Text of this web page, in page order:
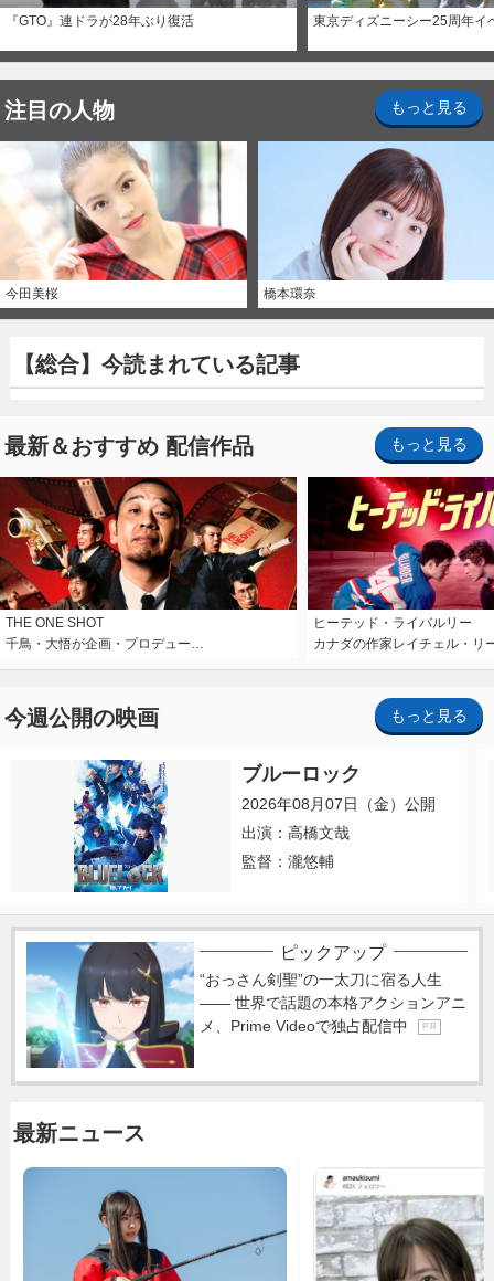
『GTO』連ドラが28年ぶり復活 東京ディズニーシー25周年イ
注目の人物 もっと見る
今田美桜 橋本環奈
【総合】今読まれている記事
最新＆おすすめ 配信作品 もっと見る
THE ONE SHOT
千鳥・大悟が企画・プロデュー…
ヒーテッド・ライバルリー
カナダの作家レイチェル・リ
今週公開の映画 もっと見る
ブルーロック
2026年08月07日（金）公開
出演：高橋文哉
監督：瀧悠輔
ピックアップ
“おっさん剣聖”の一太刀に宿る人生
―― 世界で話題の本格アクションアニ
メ、Prime Videoで独占配信中
P R
最新ニュース